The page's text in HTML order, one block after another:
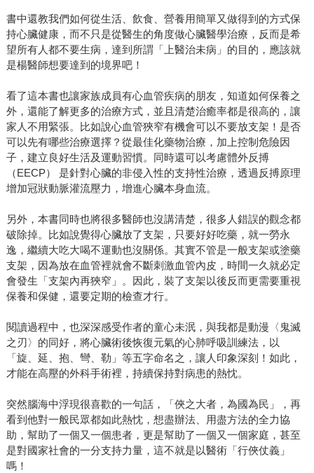
書中還教我們如何從生活、飲食、營養用簡單又做得到的方式保
持心臟健康，而不只是從醫生的角度做心臟醫學治療，反而是希
望所有人都不要生病，達到所謂「上醫治未病」的目的，應該就
是楊醫師想要達到的境界吧！
看了這本書也讓家族成員有心血管疾病的朋友，知道如何保養之
外，還能了解更多的治療方式，並且清楚治癒率都是很高的，讓
家人不用緊張。比如說心血管狹窄有機會可以不要放支架！是否
可以先有哪些治療選擇？從最佳化藥物治療，加上控制危險因
子，建立良好生活及運動習慣。同時還可以考慮體外反搏
（EECP） 是針對心臟的非侵入性的支持性治療，透過反搏原理
增加冠狀動脈灌流壓力，增進心臟本身血流。
另外，本書同時也將很多醫師也沒講清楚，很多人錯誤的觀念都
破除掉。比如說覺得心臟放了支架，只要好好吃藥，就一勞永
逸，繼續大吃大喝不運動也沒關係。其實不管是一般支架或塗藥
支架，因為放在血管裡就會不斷刺激血管內皮，時間一久就必定
會發生「支架內再狹窄」。因此，裝了支架以後反而更需要重視
保養和保健，還要定期的檢查才行。
閱讀過程中，也深深感受作者的童心未泯，與我都是動漫〈鬼滅
之刃〉的同好，將心臟術後恢復元氣的心肺呼吸訓練法，以
「旋、延、抱、彎、勒」等五字命名之，讓人印象深刻！如此，
才能在高壓的外科手術裡，持續保持對病患的熱忱。
突然腦海中浮現很喜歡的一句話，「俠之大者，為國為民」，再
看到他對一般民眾都如此熱忱，想盡辦法、用盡方法的全力協
助，幫助了一個又一個患者，更是幫助了一個又一個家庭，甚至
是對國家社會的一分支持力量，這不就是以醫術「行俠仗義」
嗎！